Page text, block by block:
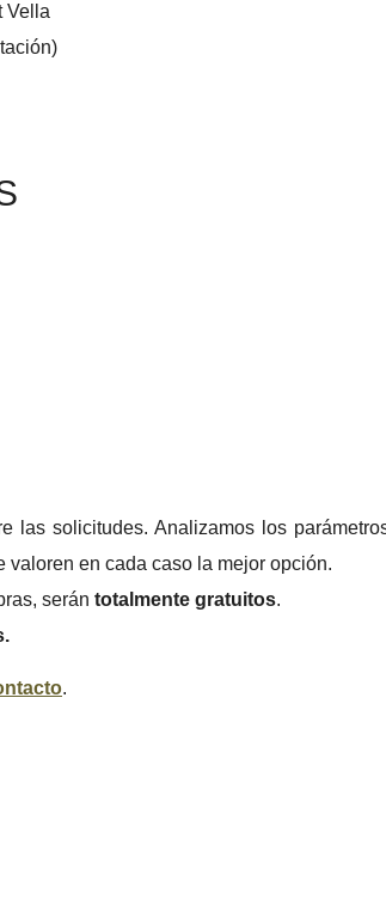
Vella
las solicitudes. Analizamos los
en cada caso la mejor opción.
serán totalmente gratuitos.
.